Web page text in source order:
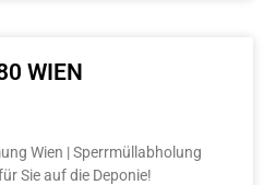
WIEN
Wien | Sperrmüllabholung
Sie auf die Deponie!